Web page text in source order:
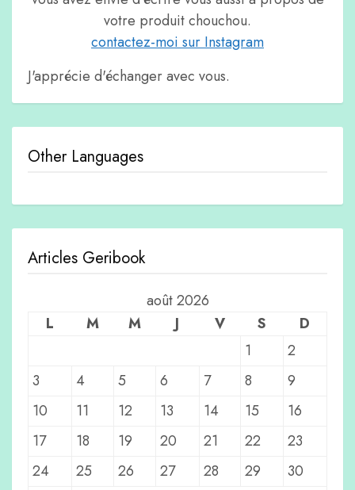
votre produit chouchou.
contactez-moi sur Instagram
J'apprécie d'échanger avec vous.
Other Languages
Articles Geribook
août 2026
L
M M J V S
D
1
2
3
4 5 6 7 8
9
10
11 12 13 14 15
16
17
18 19 20 21 22
23
24
25 26 27 28 29
30